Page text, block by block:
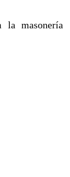
la masonería